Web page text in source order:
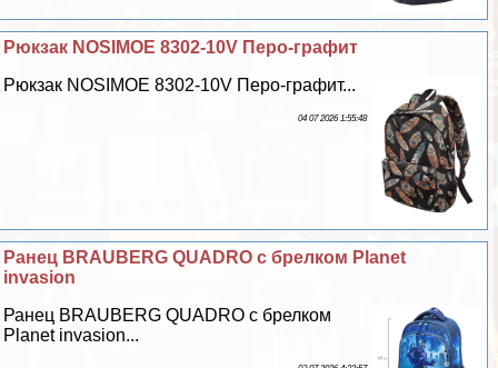
Рюкзак NOSIMOE 8302-10V Перо-графит
Рюкзак NOSIMOE 8302-10V Перо-графит...
04 07 2026 1:55:48
Ранец BRAUBERG QUADRO с брелком Planet
invasion
Ранец BRAUBERG QUADRO с брелком
Planet invasion...